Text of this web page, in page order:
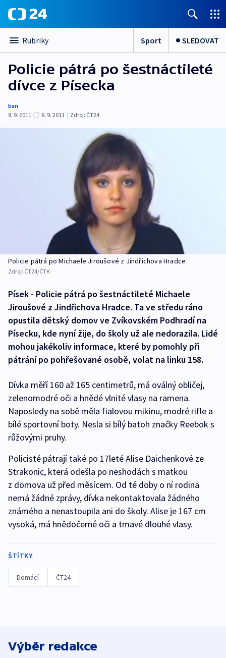
Rubriky Sport SLEDOVAT
Policie pátrá po šestnáctileté
dívce z Písecka
ban
8. 9. 2011
8. 9. 2011 | Zdroj: ČT24
Policie pátrá po Michaele Jiroušové z Jindřichova Hradce
Zdroj: ČT24/ČTK
Písek - Policie pátrá po šestnáctileté Michaele
Jiroušové z Jindřichova Hradce. Ta ve středu ráno
opustila dětský domov ve Zvíkovském Podhradí na
Písecku, kde nyní žije, do školy už ale nedorazila. Lidé
mohou jakékoliv informace, které by pomohly při
pátrání po pohřešované osobě, volat na linku 158.
Dívka měří 160 až 165 centimetrů, má oválný obličej,
zelenomodré oči a hnědé vlnité vlasy na ramena.
Naposledy na sobě měla fialovou mikinu, modré rifle a
bílé sportovní boty. Nesla si bílý batoh značky Reebok s
růžovými pruhy.
Policisté pátrají také po 17leté Alise Daichenkové ze
Strakonic, která odešla po neshodách s matkou
z domova už před měsícem. Od té doby o ní rodina
nemá žádné zprávy, dívka nekontaktovala žádného
známého a nenastoupila ani do školy. Alise je 167 cm
vysoká, má hnědočerné oči a tmavé dlouhé vlasy.
ŠTÍTKY
Domácí ČT24
Výběr redakce